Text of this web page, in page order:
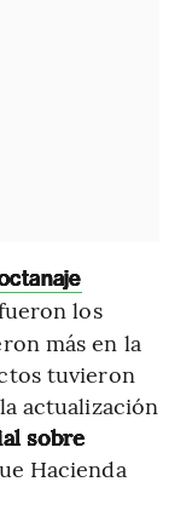
los
más en la
tuvieron
actualización
sobre
Hacienda